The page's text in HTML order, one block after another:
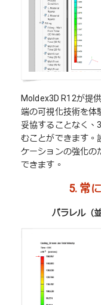
Moldex3D R12が提
端の可視化技術を体
妥協することなく、
むことができます。
ケーションの強化の
できます。
5. 常
パラレル（